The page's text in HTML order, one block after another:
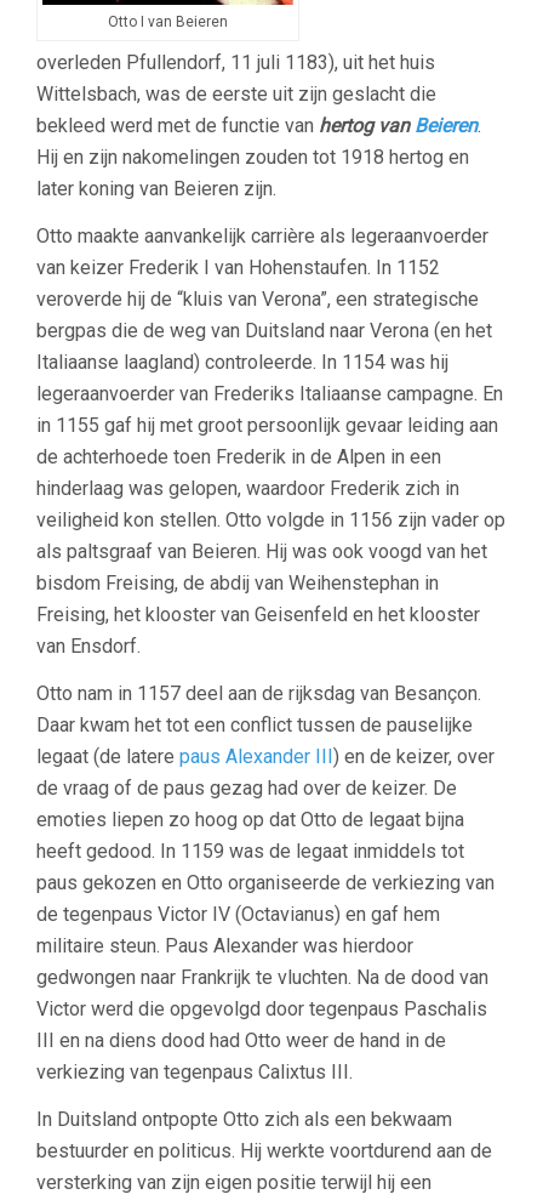
Otto I van Beieren
overleden Pfullendorf, 11 juli 1183), uit het huis
Wittelsbach, was de eerste uit zijn geslacht die
bekleed werd met de functie van hertog van Beieren.
Hij en zijn nakomelingen zouden tot 1918 hertog en
later koning van Beieren zijn.
Otto maakte aanvankelijk carrière als legeraanvoerder
van keizer Frederik I van Hohenstaufen. In 1152
veroverde hij de “kluis van Verona”, een strategische
bergpas die de weg van Duitsland naar Verona (en het
Italiaanse laagland) controleerde. In 1154 was hij
legeraanvoerder van Frederiks Italiaanse campagne. En
in 1155 gaf hij met groot persoonlijk gevaar leiding aan
de achterhoede toen Frederik in de Alpen in een
hinderlaag was gelopen, waardoor Frederik zich in
veiligheid kon stellen. Otto volgde in 1156 zijn vader op
als paltsgraaf van Beieren. Hij was ook voogd van het
bisdom Freising, de abdij van Weihenstephan in
Freising, het klooster van Geisenfeld en het klooster
van Ensdorf.
Otto nam in 1157 deel aan de rijksdag van Besançon.
Daar kwam het tot een conflict tussen de pauselijke
legaat (de latere paus Alexander III ) en de keizer, over
de vraag of de paus gezag had over de keizer. De
emoties liepen zo hoog op dat Otto de legaat bijna
heeft gedood. In 1159 was de legaat inmiddels tot
paus gekozen en Otto organiseerde de verkiezing van
de tegenpaus Victor IV (Octavianus) en gaf hem
militaire steun. Paus Alexander was hierdoor
gedwongen naar Frankrijk te vluchten. Na de dood van
Victor werd die opgevolgd door tegenpaus Paschalis
III en na diens dood had Otto weer de hand in de
verkiezing van tegenpaus Calixtus III.
In Duitsland ontpopte Otto zich als een bekwaam
bestuurder en politicus. Hij werkte voortdurend aan de
versterking van zijn eigen positie terwijl hij een